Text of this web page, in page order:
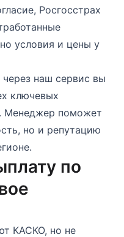
Росгосстрах
условия и цены у
наш сервис вы
ключевых
Менеджер поможет
но и репутацию
по
КАСКО, но не